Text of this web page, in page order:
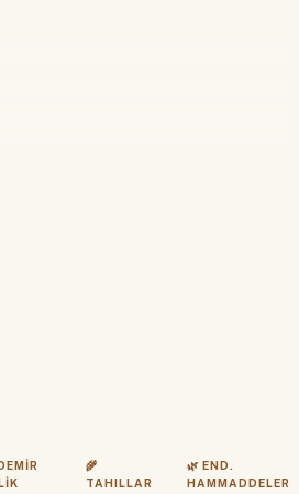
🌾
TAHILLAR
🌿 END.
HAMMADDELER